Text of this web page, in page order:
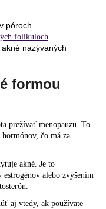
póroch
folikuloch
nazývaných
formou
prežívať menopauzu. To
čo má za
akné. Je to
estrogénov alebo zvýšením
aj vtedy, ak používate